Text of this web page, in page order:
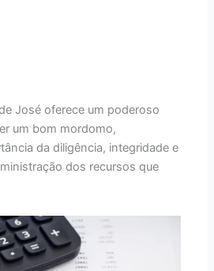
José oferece um poderoso
um bom mordomo,
da diligência, integridade e
dos recursos que